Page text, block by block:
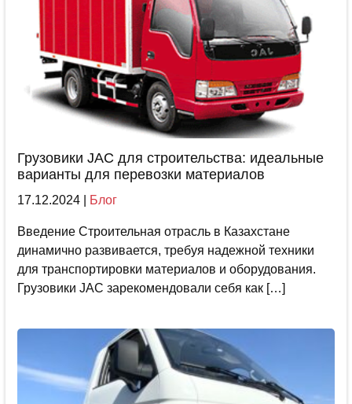
Грузовики JAC для строительства: идеальные
варианты для перевозки материалов
17.12.2024 Блог
Введение Строительная отрасль в Казахстане
динамично развивается, требуя надежной техники
для транспортировки материалов и оборудования.
Грузовики JAC зарекомендовали себя как […]